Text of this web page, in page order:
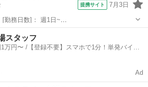
提携サイト 7月3日
08:00~12:00/09:00~17:00/10:00~18:00 月/
火/水/木/金/土/日 などから選べます [...
アマネージャー
スタッフ
1万円〜 /【登録不要】スマホで1分！単発バイト
Ad